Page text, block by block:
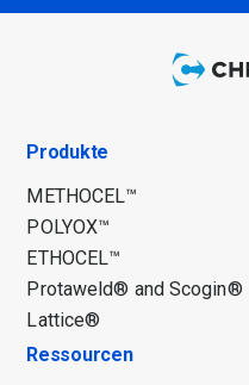
Produkte
METHOCEL™
POLYOX™
ETHOCEL™
Protaweld® and Scogin®
Lattice®
Ressourcen